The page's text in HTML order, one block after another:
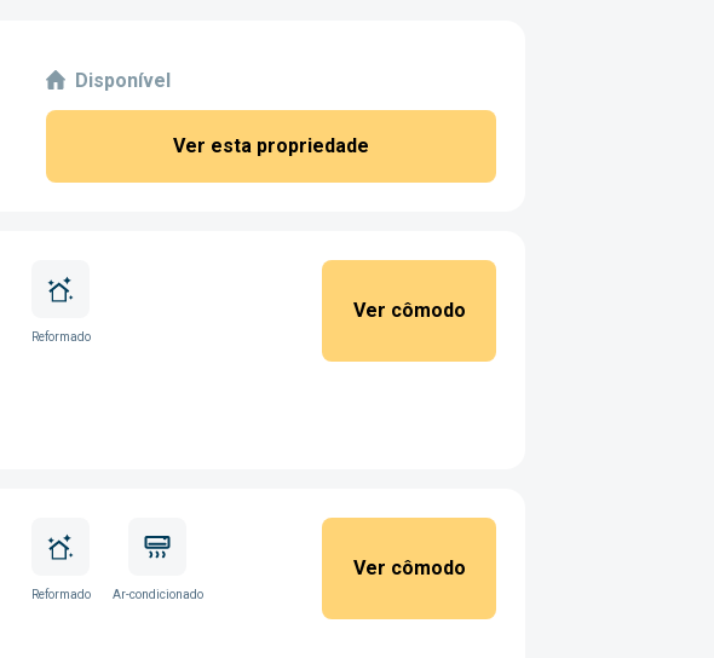
Disponível
Ver esta propriedade
Reformado
Ver cômodo
Reformado Ar-condicionado
Ver cômodo